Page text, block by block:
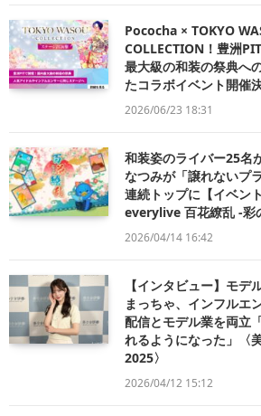
Pococha × TOKYO
COLLECTION！豊洲
最大級の和装の祭典へ
たコラボイベント開催
2026/06/23 18:31
和装姿のライバー25名
なつみが「譲れないプ
連続トップに【イベン
everylive 百花繚乱 -彩
2026/04/14 16:42
【インタビュー】モデ
まっちゃ、インフルエ
配信とモデル業を両立
れるようになった」〈
2025〉
2026/04/12 15:12